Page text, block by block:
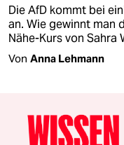
Die AfD kommt bei
an. Wie gewinnt man
Nähe-Kurs von Sahra
Von Anna Lehmann